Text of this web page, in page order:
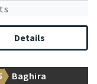
Details
Baghira
of the French